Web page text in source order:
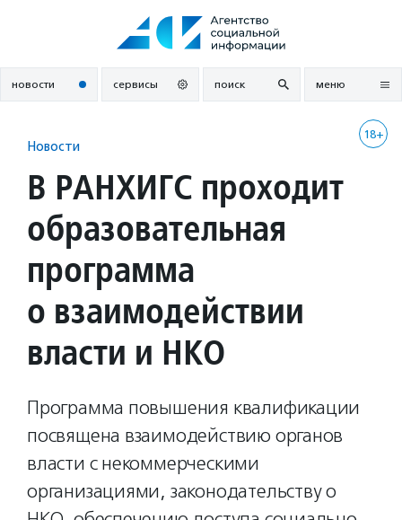
новости сервисы поиск меню
18+
Новости
В РАНХИГС проходит
образовательная
программа
о взаимодействии
власти и НКО
Программа повышения квалификации
посвящена взаимодействию органов
власти с некоммерческими
организациями, законодательству о